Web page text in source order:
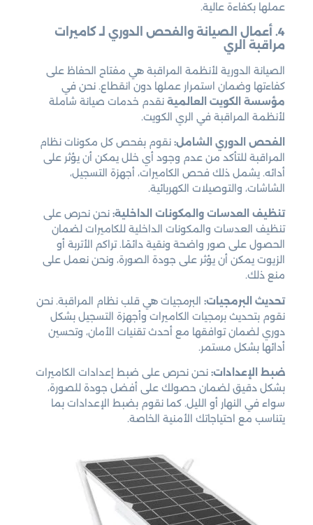
عملها بكفاءة عالية.
4. أعمال الصيانة والفحص الدوري لـ كاميرات
مراقبة الري
الصيانة الدورية لأنظمة المراقبة هي مفتاح الحفاظ على
كفاءتها وضمان استمرار عملها دون انقطاع. نحن في
مؤسسة الكويت العالمية نقدم خدمات صيانة شاملة
لأنظمة المراقبة في الري الكويت.
الفحص الدوري الشامل: نقوم بفحص كل مكونات نظام
المراقبة للتأكد من عدم وجود أي خلل يمكن أن يؤثر على
أدائه. يشمل ذلك فحص الكاميرات، أجهزة التسجيل،
الشاشات، والتوصيلات الكهربائية.
تنظيف العدسات والمكونات الداخلية: نحن نحرص على
تنظيف العدسات والمكونات الداخلية للكاميرات لضمان
الحصول على صور واضحة ونقية دائمًا. تراكم الأتربة أو
الزيوت يمكن أن يؤثر على جودة الصورة، ونحن نعمل على
منع ذلك.
تحديث البرمجيات: البرمجيات هي قلب نظام المراقبة. نحن
نقوم بتحديث برمجيات الكاميرات وأجهزة التسجيل بشكل
دوري لضمان توافقها مع أحدث تقنيات الأمان، وتحسين
أدائها بشكل مستمر.
ضبط الإعدادات: نحن نحرص على ضبط إعدادات الكاميرات
بشكل دقيق لضمان حصولك على أفضل جودة للصورة،
سواء في النهار أو الليل. كما نقوم بضبط الإعدادات بما
يتناسب مع احتياجاتك الأمنية الخاصة.